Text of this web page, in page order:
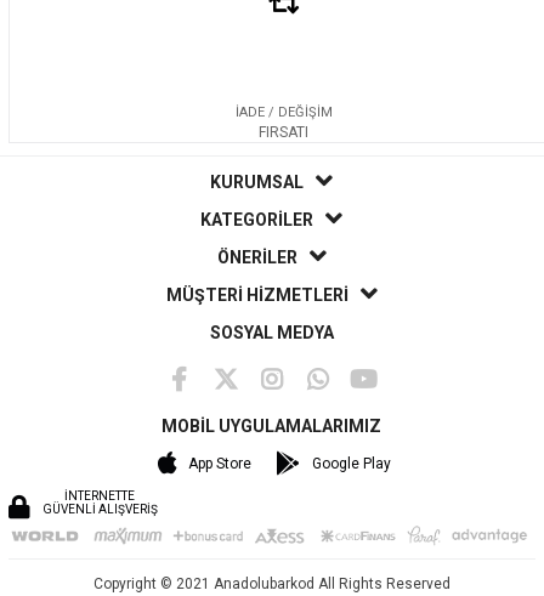
İADE / DEĞİŞİM
FIRSATI
KURUMSAL
KATEGORİLER
ÖNERİLER
MÜŞTERİ HİZMETLERİ
SOSYAL MEDYA
MOBİL UYGULAMALARIMIZ
App Store Google Play
İNTERNETTE
GÜVENLİ ALIŞVERİŞ
Copyright © 2021 Anadolubarkod All Rights Reserved